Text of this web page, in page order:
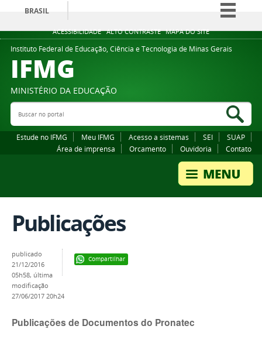
ACESSIBILIDADE ALTO CONTRASTE MAPA DO SITE
BRASIL
Simplifique!
Comunica BR
Legislação
Instituto Federal de Educação, Ciência e Tecnologia de Minas Gerais
IFMG
MINISTÉRIO DA EDUCAÇÃO
Buscar no portal
Estude no IFMG Meu IFMG Acesso a sistemas SEI
SUAP
Área de imprensa
Orcamento Ouvidoria Contato
Publicações
Compartilhar
publicado
21/12/2016
05h58, última
modificação
27/06/2017 20h24
Publicações de Documentos do Pronatec